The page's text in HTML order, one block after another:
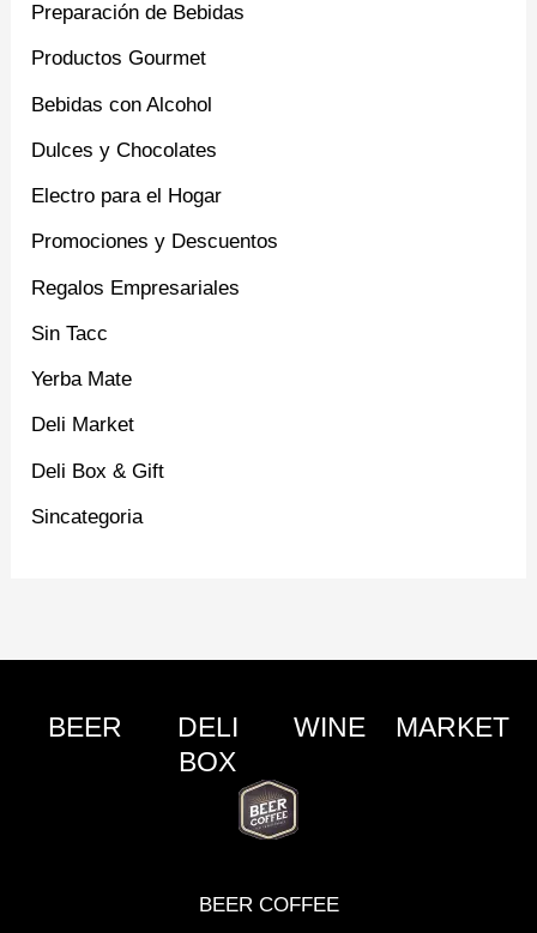
Preparación de Bebidas
Productos Gourmet
Bebidas con Alcohol
Dulces y Chocolates
Electro para el Hogar
Promociones y Descuentos
Regalos Empresariales
Sin Tacc
Yerba Mate
Deli Market
Deli Box & Gift
Sincategoria
BEER
DELI
BOX
WINE MARKET
BEER COFFEE